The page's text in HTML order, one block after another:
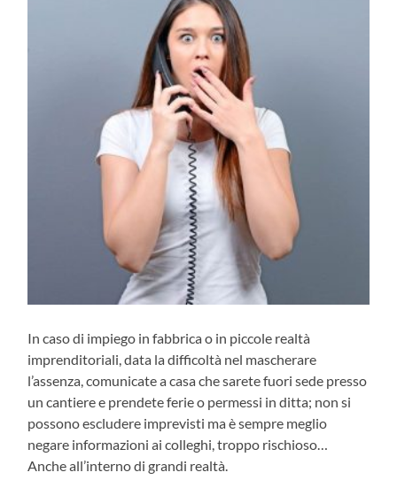
In caso di impiego in fabbrica o in piccole realtà
imprenditoriali, data la difficoltà nel mascherare
l’assenza, comunicate a casa che sarete fuori sede presso
un cantiere e prendete ferie o permessi in ditta; non si
possono escludere imprevisti ma è sempre meglio
negare informazioni ai colleghi, troppo rischioso…
Anche all’interno di grandi realtà.